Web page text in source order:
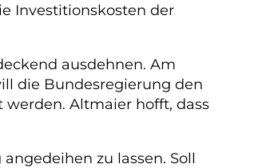
Investitionskosten der
ausdehnen. Am
die Bundesregierung den
Altmaier hofft, dass
zu lassen. Soll